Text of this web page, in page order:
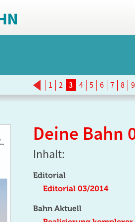
< 1 2 3 4 5 6 7 8 9
Deine Bahn
Inhalt:
Editorial
Editorial 03/2014
Bahn Aktuell